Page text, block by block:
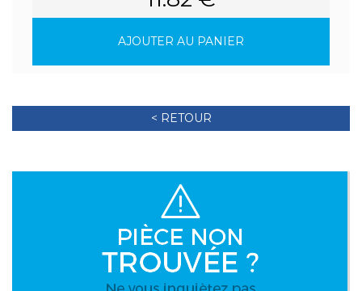
AJOUTER AU PANIER
< RETOUR